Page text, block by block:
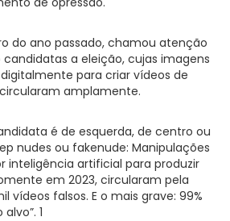
do ano passado, chamou atenção
candidatas a eleição, cujas imagens
para criar vídeos de
amplamente.
é de esquerda, de centro ou
nudes ou fakenude: Manipulações
inteligência artificial para produzir
em 2023, circularam pela
vídeos falsos. E o mais grave: 99%
1